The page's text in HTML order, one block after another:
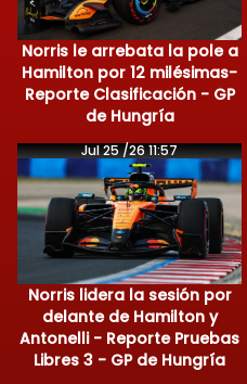
Norris le arrebata la pole a
Hamilton por 12 milésimas-
Reporte Clasificación - GP
de Hungría
Jul 25 /26 11:57
Norris lidera la sesión por
delante de Hamilton y
Antonelli - Reporte Pruebas
Libres 3 - GP de Hungría